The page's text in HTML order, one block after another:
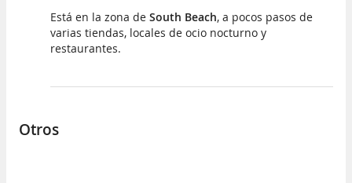
Está en la zona de South Beach, a pocos pasos de
varias tiendas, locales de ocio nocturno y
restaurantes.
Otros